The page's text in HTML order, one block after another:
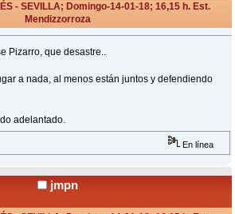
- SEVILLA; Domingo-14-01-18; 16,15 h. Est.
Mendizzorroza
Pizarro, que desastre..
a nada, al menos están juntos y defendiendo
adelantado.
En línea
jmpn